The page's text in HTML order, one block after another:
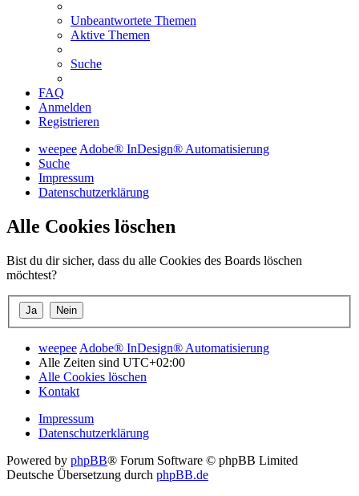
Unbeantwortete Themen
Aktive Themen
Suche
FAQ
Anmelden
Registrieren
weepeeAdobe® InDesign® Automatisierung
Suche
Impressum
Datenschutzerklärung
Alle Cookies löschen
Bist du dir sicher, dass du alle Cookies des Boards löschen
möchtest?
weepee Adobe® InDesign® Automatisierung
Alle Zeiten sind UTC+02:00
Alle Cookies löschen
Kontakt
Impressum
Datenschutzerklärung
Powered by phpBB® Forum Software © phpBB Limited
Deutsche Übersetzung durch phpBB.de